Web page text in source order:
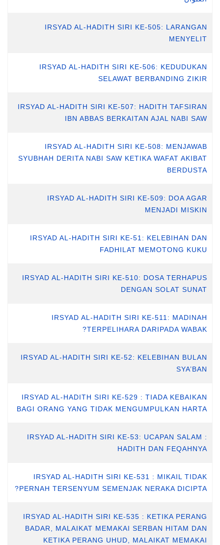
IRSYAD AL-HADITH SIRI KE-505: LARANGAN
MENYELIT
IRSYAD AL-HADITH SIRI KE-506: KEDUDUKAN
SELAWAT BERBANDING ZIKIR
IRSYAD AL-HADITH SIRI KE-507: HADITH TAFSIRAN
IBN ABBAS BERKAITAN AJAL NABI SAW
IRSYAD AL-HADITH SIRI KE-508: MENJAWAB
SYUBHAH DERITA NABI SAW KETIKA WAFAT AKIBAT
BERDUSTA
IRSYAD AL-HADITH SIRI KE-509: DOA AGAR
MENJADI MISKIN
IRSYAD AL-HADITH SIRI KE-51: KELEBIHAN DAN
FADHILAT MEMOTONG KUKU
IRSYAD AL-HADITH SIRI KE-510: DOSA TERHAPUS
DENGAN SOLAT SUNAT
IRSYAD AL-HADITH SIRI KE-511: MADINAH
TERPELIHARA DARIPADA WABAK?
IRSYAD AL-HADITH SIRI KE-52: KELEBIHAN BULAN
SYA’BAN
IRSYAD AL-HADITH SIRI KE-529 : TIADA KEBAIKAN
BAGI ORANG YANG TIDAK MENGUMPULKAN HARTA
IRSYAD AL-HADITH SIRI KE-53: UCAPAN SALAM :
HADITH DAN FEQAHNYA
IRSYAD AL-HADITH SIRI KE-531 : MIKAIL TIDAK
PERNAH TERSENYUM SEMENJAK NERAKA DICIPTA?
IRSYAD AL-HADITH SIRI KE-535 : KETIKA PERANG
BADAR, MALAIKAT MEMAKAI SERBAN HITAM DAN
KETIKA PERANG UHUD, MALAIKAT MEMAKAI